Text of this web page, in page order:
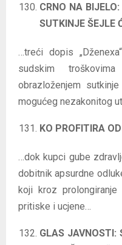
CRNO NA
SUTKINJE ŠEJLE
…treći dopis
sudskim
obrazloženjem
mogućeg nezakonitog
KO PROFITIRA
…dok kupci gube
dobitnik apsurdne
koji kroz
pritiske i ucjene…
GLAS JAVNOSTI: